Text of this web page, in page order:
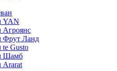
YAN
Фрут Ланд
Gusto
Шамб